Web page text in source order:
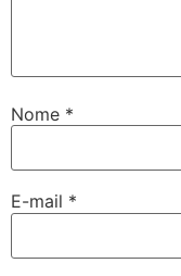
Nome *
E-mail *